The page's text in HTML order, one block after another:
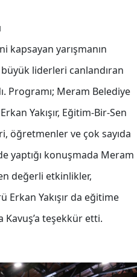
kapsayan yarışmanın
liderleri canlandıran
Programı; Meram Belediye
Yakışır, Eğitim-Bir-Sen
öğretmenler ve çok sayıda
yaptığı konuşmada Meram
değerli etkinlikler,
Yakışır da eğitime
teşekkür etti.